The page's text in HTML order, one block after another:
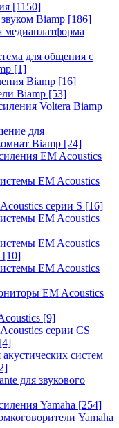
[1150]
Biamp [186]
медиаплатформа
для общения с
[1]
Biamp [16]
Biamp [53]
Voltera Biamp
для
Biamp [24]
EM Acoustics
EM Acoustics
серии S [16]
EM Acoustics
EM Acoustics
[10]
EM Acoustics
EM Acoustics
[9]
серии CS
[4]
систем
для звукового
Yamaha [254]
Yamaha